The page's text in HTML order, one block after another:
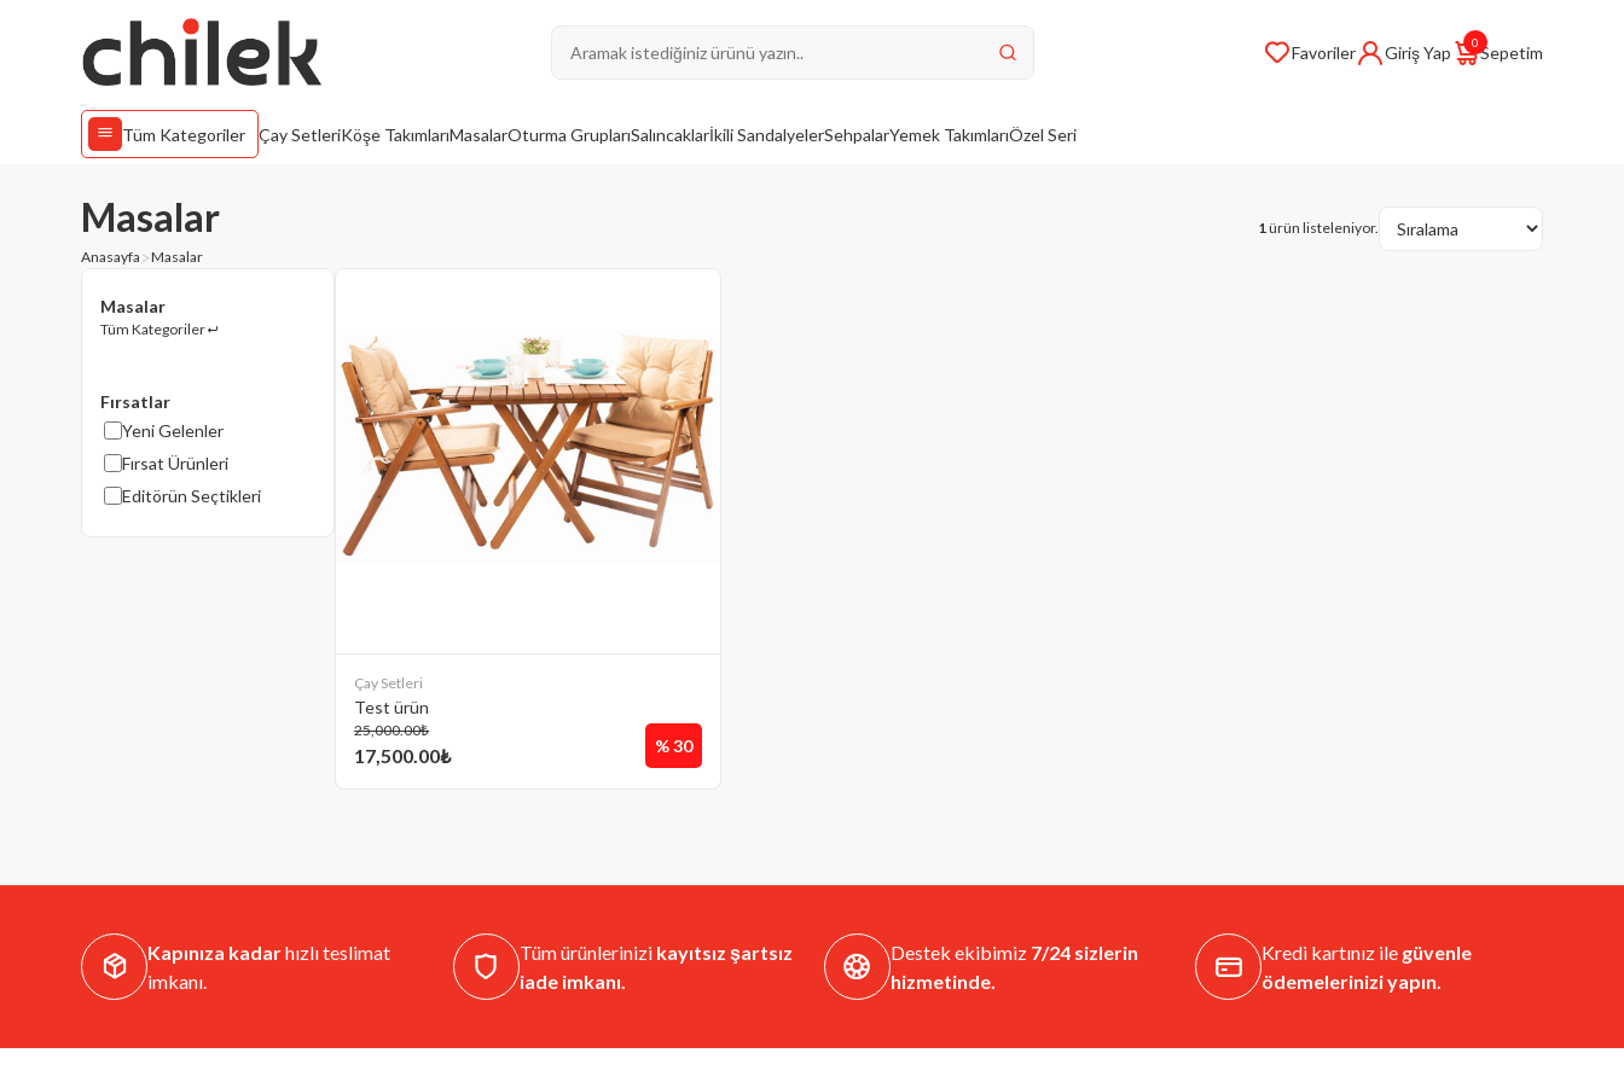
Favoriler Giriş Yap 0Sepetim
Tüm Kategoriler Çay SetleriKöşe TakımlarıMasalarOturma GruplarıSalıncaklarİkili SandalyelerSehpalarYemek TakımlarıÖzel Seri
Masalar
Anasayfa Masalar
1ürün listeleniyor.
Masalar
Tüm Kategoriler
Fırsatlar
Yeni Gelenler
Fırsat Ürünleri
Editörün Seçtikleri
Çay Setleri
Test ürün
25,000.00₺
17,500.00₺ % 30
Kapınıza kadarhızlı teslimat
imkanı.
Tüm ürünlerinizi kayıtsız şartsız
iade imkanı.
Destek ekibimiz 7/24 sizlerin
hizmetinde.
Kredi kartınız ile güvenle
ödemelerinizi yapın.